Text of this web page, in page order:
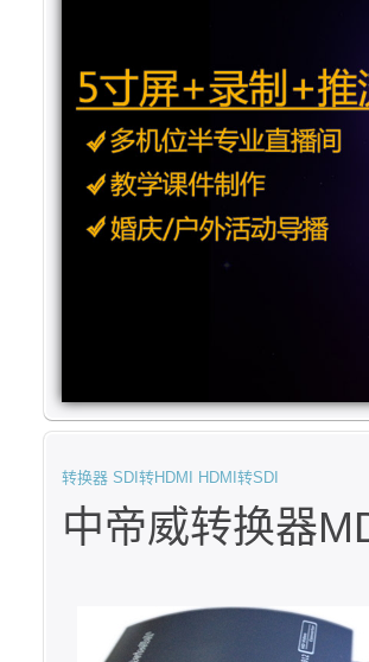
转换器 SDI转HDMI HDMI转SDI
中帝威转换器